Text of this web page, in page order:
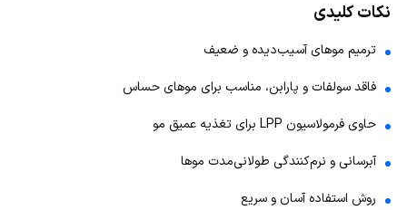
نکات کلیدی
ترمیم موهای آسیب‌دیده و ضعیف
فاقد سولفات و پارابن، مناسب برای موهای حساس
حاوی فرمولاسیون LPP برای تغذیه عمیق مو
آبرسانی و نرم‌کنندگی طولانی‌مدت موها
روش استفاده آسان و سریع